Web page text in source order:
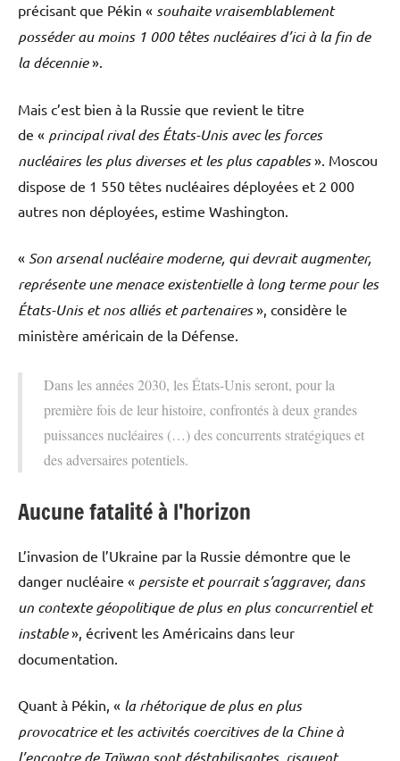
précisant que Pékin « souhaite vraisemblablement
posséder au moins 1 000 têtes nucléaires d’ici à la fin de
la décennie».
Mais c’est bien à la Russie que revient le titre
de « principal rival des États-Unis avec les forces
nucléaires les plus diverses et les plus capables». Moscou
dispose de 1 550 têtes nucléaires déployées et 2 000
autres non déployées, estime Washington.
« Son arsenal nucléaire moderne, qui devrait augmenter,
représente une menace existentielle à long terme pour les
États-Unis et nos alliés et partenaires», considère le
ministère américain de la Défense.
Dans les années 2030, les États-Unis seront, pour la
première fois de leur histoire, confrontés à deux grandes
puissances nucléaires (…) des concurrents stratégiques et
des adversaires potentiels.
Aucune fatalité à l’horizon
L’invasion de l’Ukraine par la Russie démontre que le
danger nucléaire « persiste et pourrait s’aggraver, dans
un contexte géopolitique de plus en plus concurrentiel et
instable», écrivent les Américains dans leur
documentation.
Quant à Pékin, « la rhétorique de plus en plus
provocatrice et les activités coercitives de la Chine à
l’encontre de Taïwan sont déstabilisantes, risquent